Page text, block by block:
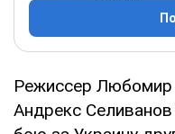
Режиссер
Андрекс